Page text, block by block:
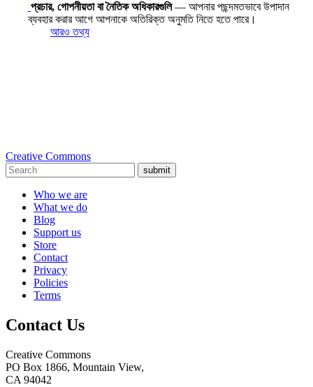
প্রচার, গোপনীয়তা বা নৈতিক অধিকারগুলি— আপনার পছন্দমতভাবে উপাদান
ব্যবহার করার আগে আপনাকে অতিরিক্ত অনুমতি নিতে হতে পারে।
আরও তথ্য
Creative Commons
submit
Who we are
What we do
Blog
Support us
Store
Contact
Privacy
Policies
Terms
Contact Us
Creative Commons
PO Box 1866, Mountain View,
CA 94042